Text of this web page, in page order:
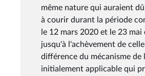
même nature qui auraient
à courir durant la période
le 12 mars 2020 et le 23 mai
jusqu'à l'achèvement de
différence du mécanisme de
initialement applicable qui